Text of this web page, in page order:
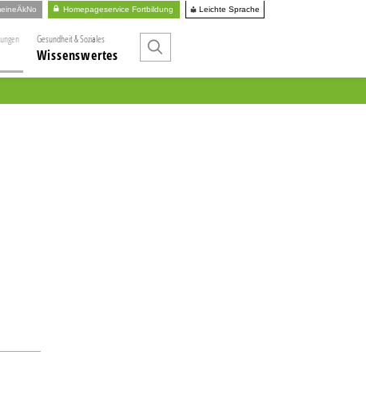
Homepageservice Fortbildung Leichte Sprache
Gesundheit & Soziales
Wissenswertes